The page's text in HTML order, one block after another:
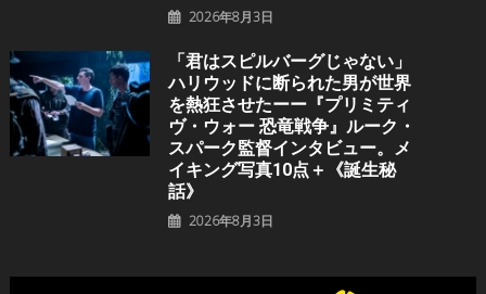
2026年8月3日
「君はスピルバーグじゃない」
ハリウッドに断られた男が世界
を熱狂させたーー『プリミティ
ヴ・ウォー 恐⻯戦争』ルーク・
スパーク監督インタビュー。メ
イキング写真10点＋《誕⽣秘
話》
2026年8月3日